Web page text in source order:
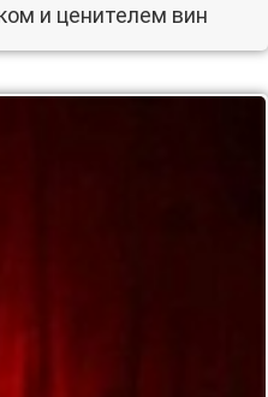
и ценителем вин